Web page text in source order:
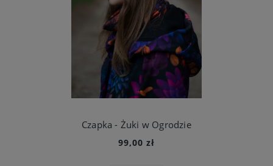
Czapka - Żuki w Ogrodzie
99,00 zł